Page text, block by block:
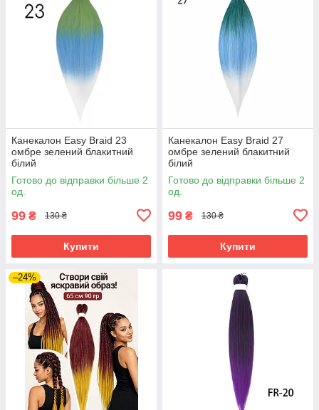
Канекалон Easy Braid 23
омбре зелений блакитний
білий
Готово до відправки більше 2
од.
99 ₴ 130 ₴
Купити
Канекалон Easy Braid 27
омбре зелений блакитний
білий
Готово до відправки більше 2
од.
99 ₴ 130 ₴
Купити
–24%